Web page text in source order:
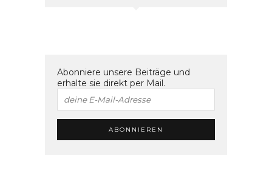
Abonniere unsere Beiträge und
erhalte sie direkt per Mail.